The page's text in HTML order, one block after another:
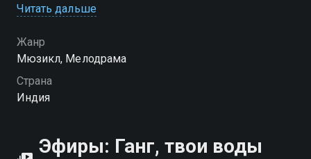
свадьбе…с другой. Ганга отправляется в опасный
Читать дальше
Жанр
Мюзикл, Мелодрама
Страна
Индия
Эфиры: Ганг, твои воды